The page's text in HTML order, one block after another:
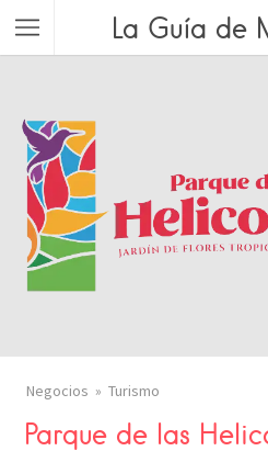
La Guía de
Negocios Turismo
Parque de las